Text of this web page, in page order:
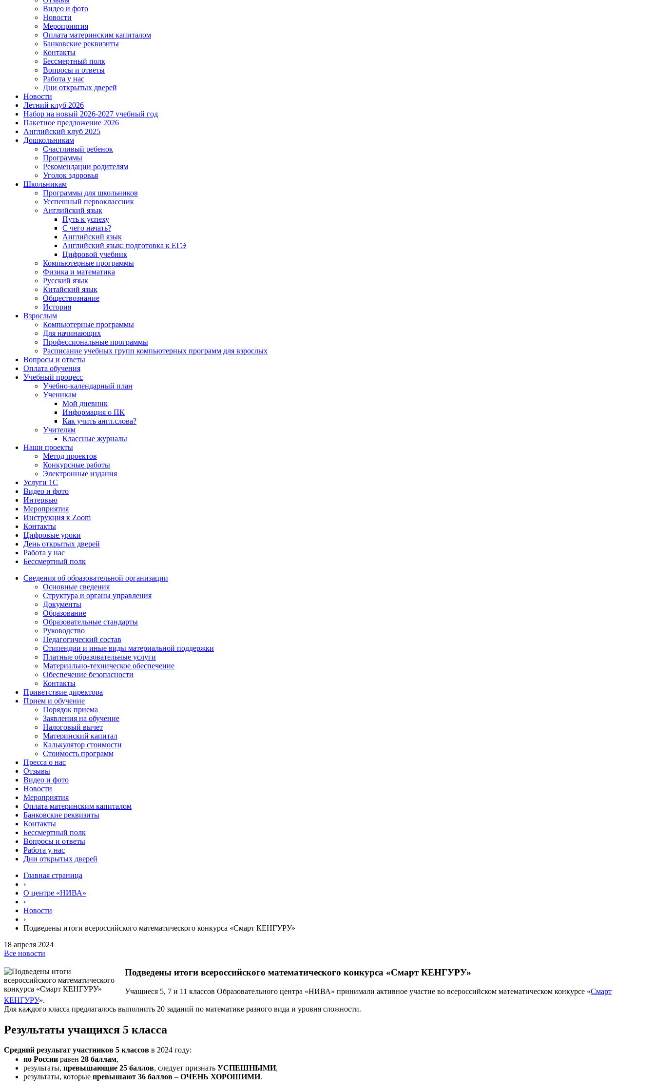
Видео и фото
Новости
Мероприятия
Оплата материнским капиталом
Банковские реквизиты
Контакты
Бессмертный полк
Вопросы и ответы
Работа у нас
Дни открытых дверей
Новости
Летний клуб 2026
Набор на новый 2026-2027 учебный год
Пакетное предложение 2026
Английский клуб 2025
Дошкольникам
Счастливый ребенок
Программы
Рекомендации родителям
Уголок здоровья
Школьникам
Программы для школьников
Усспешный первоклассник
Английский язык
Путь к успеху
С чего начать?
Английский язык
Английский язык: подготовка к ЕГЭ
Цифровой учебник
Компьютерные программы
Физика и математика
Русский язык
Китайский язык
Обществознание
История
Взрослым
Компьютерные программы
Для начинающих
Профессиональные программы
Расписание учебных групп компьютерных программ для взрослых
Вопросы и ответы
Оплата обучения
Учебный процесс
Учебно-календарный план
Ученикам
Мой дневник
Информация о ПК
Как учить англ.слова?
Учителям
Классные журналы
Наши проекты
Метод проектов
Конкурсные работы
Электронные издания
Услуги 1C
Видео и фото
Интервью
Мероприятия
Инструкция к Zoom
Контакты
Цифровые уроки
День открытых дверей
Работа у нас
Бессмертный полк
Сведения об образовательной организации
Основные сведения
Структура и органы управления
Документы
Образование
Образовательные стандарты
Руководство
Педагогический состав
Стипендии и иные виды материальной поддержки
Платные образовательные услуги
Материально-техническое обеспечение
Обеспечение безопасности
Контакты
Приветствие директора
Прием и обучение
Порядок приема
Заявления на обучение
Налоговый вычет
Материнский капитал
Калькулятор стоимости
Стоимость программ
Пресса о нас
Отзывы
Видео и фото
Новости
Мероприятия
Оплата материнским капиталом
Банковские реквизиты
Контакты
Бессмертный полк
Вопросы и ответы
Работа у нас
Дни открытых дверей
Главная страница
›
О центре «НИВА»
›
Новости
›
Подведены итоги всероссийского математического конкурса «Смарт КЕНГУРУ»
18 апреля 2024
Все новости
Подведены итоги всероссийского математического конкурса «Смарт КЕНГУРУ»
Учащиеся 5, 7 и 11 классов Образовательного центра «НИВА» принимали активное участие во всероссийском математическом конкурсе «Смарт
КЕНГУРУ».
Для каждого класса предлагалось выполнить 20 заданий по математике разного вида и уровня сложности.
Результаты учащихся 5 класса
Средний результат участников 5 классов в 2024 году:
по России равен 28 баллам,
результаты, превышающие 25 баллов, следует признать УСПЕШНЫМИ,
результаты, которые превышают 36 баллов – ОЧЕНЬ ХОРОШИМИ.